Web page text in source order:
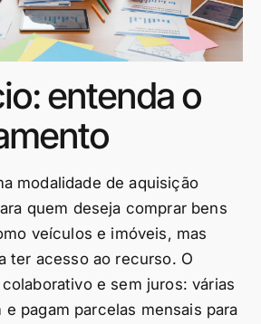
entenda o
modalidade de aquisição
quem deseja comprar bens
veículos e imóveis, mas
ter acesso ao recurso. O
e sem juros: várias
e pagam parcelas mensais para